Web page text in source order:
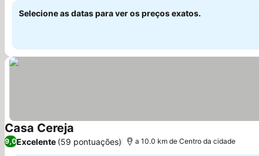
Selecione as datas para ver os preços exatos.
Casa Cereja
9,0Excelente (59 pontuações) a 10.0 km de Centro da cidade